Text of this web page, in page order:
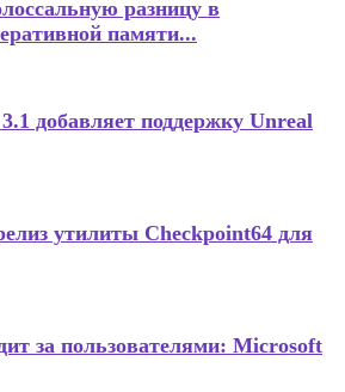
разницу в
памяти...
добавляет поддержку Unreal
утилиты Checkpoint64 для
за пользователями: Microsoft